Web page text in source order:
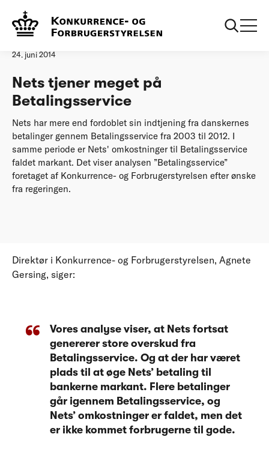
Forside
24. juni 2014
Nets tjener meget på
Betalingsservice
Nets har mere end fordoblet sin indtjening fra danskernes
betalinger gennem Betalingsservice fra 2003 til 2012. I
samme periode er Nets' omkostninger til Betalingsservice
faldet markant. Det viser analysen ”Betalingsservice”
foretaget af Konkurrence- og Forbrugerstyrelsen efter ønske
fra regeringen.
Direktør i Konkurrence- og Forbrugerstyrelsen, Agnete
Gersing, siger:
Vores analyse viser, at Nets fortsat
genererer store overskud fra
Betalingsservice. Og at der har været
plads til at øge Nets’ betaling til
bankerne markant. Flere betalinger
går igennem Betalingsservice, og
Nets’ omkostninger er faldet, men det
er ikke kommet forbrugerne til gode.